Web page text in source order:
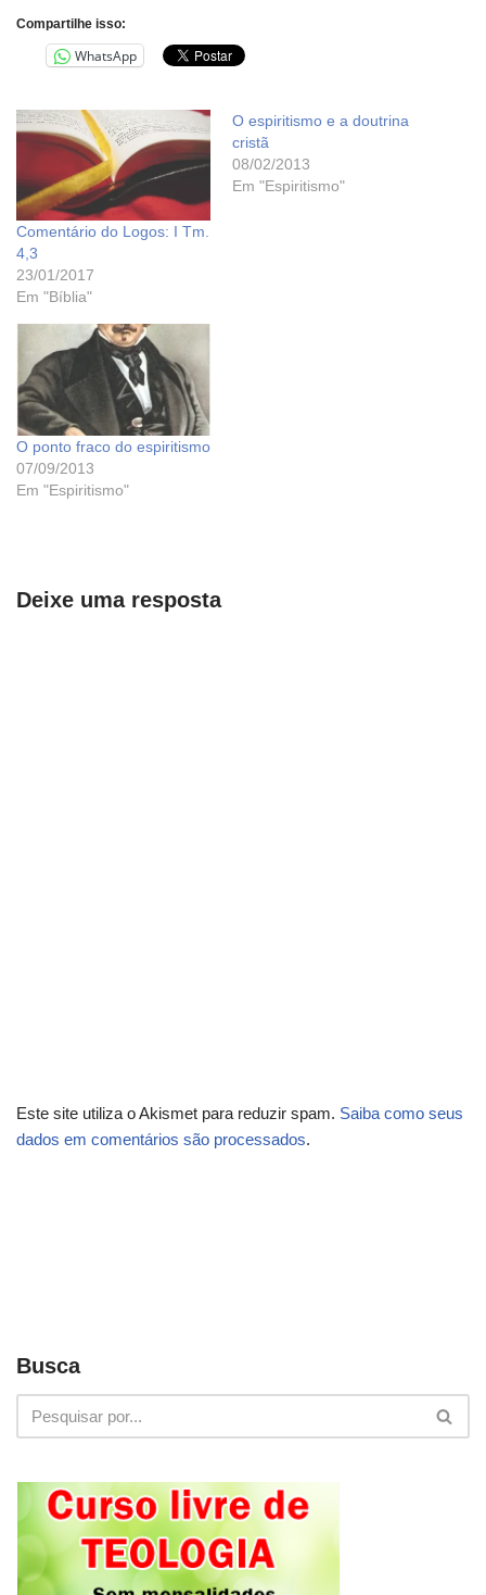
Compartilhe isso:
WhatsApp
Comentário do Logos: I Tm.
4,3
23/01/2017
Em "Bíblia"
O espiritismo e a doutrina
cristã
08/02/2013
Em "Espiritismo"
O ponto fraco do espiritismo
07/09/2013
Em "Espiritismo"
Deixe uma resposta
Este site utiliza o Akismet para reduzir spam. Saiba como seus
dados em comentários são processados.
Busca